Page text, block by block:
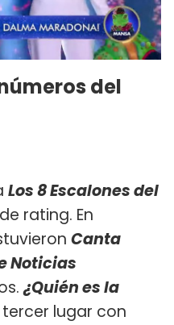
del
Los 8 Escalones del
rating. En
Canta
Noticias
¿Quién es la
tercer lugar con